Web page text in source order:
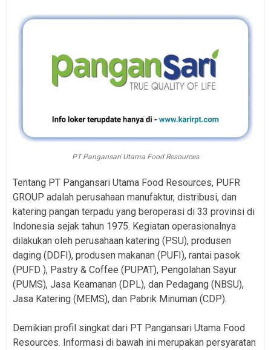
PT Pangansari Utama Food Resources
Tentang PT Pangansari Utama Food Resources, PUFR
GROUP adalah perusahaan manufaktur, distribusi, dan
katering pangan terpadu yang beroperasi di 33 provinsi di
Indonesia sejak tahun 1975. Kegiatan operasionalnya
dilakukan oleh perusahaan katering (PSU), produsen
daging (DDFI), produsen makanan (PUFI), rantai pasok
(PUFD ), Pastry & Coffee (PUPAT), Pengolahan Sayur
(PUMS), Jasa Keamanan (DPL), dan Pedagang (NBSU),
Jasa Katering (MEMS), dan Pabrik Minuman (CDP).
Demikian profil singkat dari PT Pangansari Utama Food
Resources. Informasi di bawah ini merupakan persyaratan